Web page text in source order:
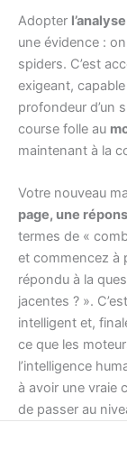
Adopter
une évidence :
spiders. C’est
exigeant,
profondeur d’un
course folle au
maintenant à la
Votre nouveau
page, une
termes de «
et commencez à
répondu à la
jacentes ? ».
intelligent et,
ce que les
l’intelligence
à avoir une vraie
de passer au